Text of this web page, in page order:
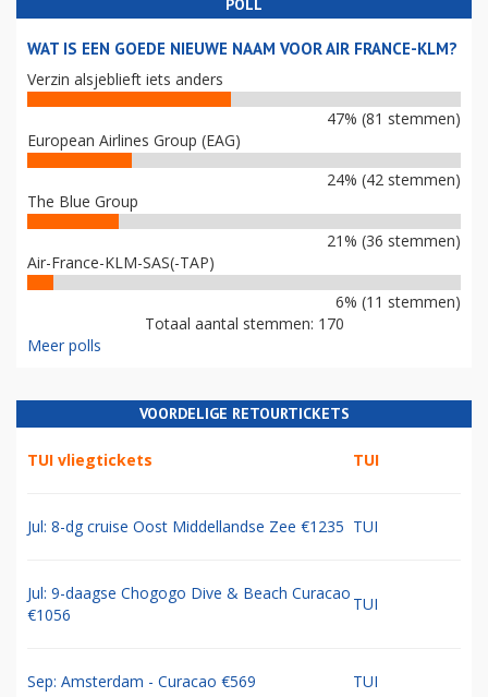
POLL
WAT IS EEN GOEDE NIEUWE NAAM VOOR AIR FRANCE-KLM?
Verzin alsjeblieft iets anders
47% (81 stemmen)
European Airlines Group (EAG)
24% (42 stemmen)
The Blue Group
21% (36 stemmen)
Air-France-KLM-SAS(-TAP)
6% (11 stemmen)
Totaal aantal stemmen: 170
Meer polls
VOORDELIGE RETOURTICKETS
TUI vliegtickets TUI
Jul: 8-dg cruise Oost Middellandse Zee €1235 TUI
Jul: 9-daagse Chogogo Dive & Beach Curacao
€1056
TUI
Sep: Amsterdam - Curacao €569 TUI